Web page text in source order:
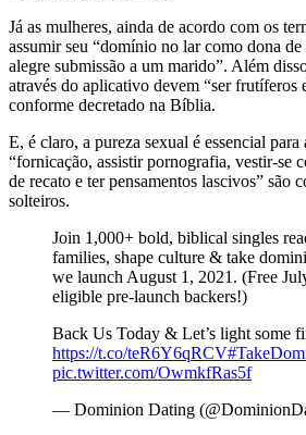
Já as mulheres, ainda de acordo com os
assumir seu “domínio no lar como dona de
alegre submissão a um marido”. Além
através do aplicativo devem “ser frutíferos
conforme decretado na Bíblia.
E, é claro, a pureza sexual é essencial
“fornicação, assistir pornografia, vestir-se
de recato e ter pensamentos lascivos” são
solteiros.
Join 1,000+ bold, biblical singles
families, shape culture & take
we launch August 1, 2021. (Free
eligible pre-launch backers!)
Back Us Today & Let’s light some
https://t.co/teR6Y6qRCV
pic.twitter.com/OwmkfRas5f
— Dominion Dating